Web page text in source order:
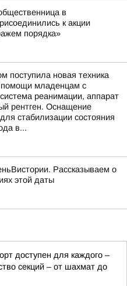
в
к акции
порядка»
поступила новая техника
помощи младенцам с
реанимации, аппарат
рентген. Оснащение
стабилизации состояния
в...
Рассказываем о
этой даты
доступен для каждого –
секций – от шахмат до